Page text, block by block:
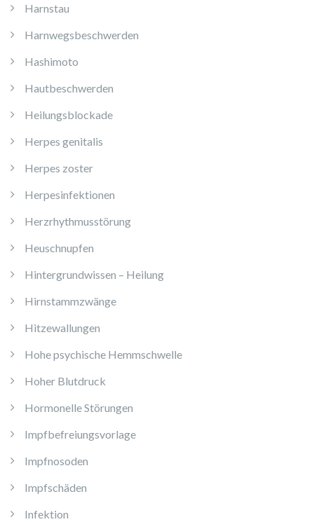
Harnstau
Harnwegsbeschwerden
Hashimoto
Hautbeschwerden
Heilungsblockade
Herpes genitalis
Herpes zoster
Herpesinfektionen
Herzrhythmusstörung
Heuschnupfen
Hintergrundwissen – Heilung
Hirnstammzwänge
Hitzewallungen
Hohe psychische Hemmschwelle
Hoher Blutdruck
Hormonelle Störungen
Impfbefreiungsvorlage
Impfnosoden
Impfschäden
Infektion